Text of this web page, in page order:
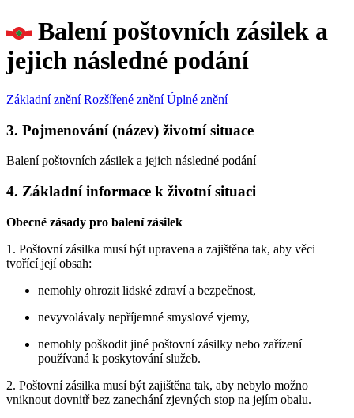
Balení poštovních zásilek a
jejich následné podání
Základní znění Rozšířené znění Úplné znění
3. Pojmenování (název) životní situace
Balení poštovních zásilek a jejich následné podání
4. Základní informace k životní situaci
Obecné zásady pro balení zásilek
1. Poštovní zásilka musí být upravena a zajištěna tak, aby věci
tvořící její obsah:
nemohly ohrozit lidské zdraví a bezpečnost,
nevyvolávaly nepříjemné smyslové vjemy,
nemohly poškodit jiné poštovní zásilky nebo zařízení
používaná k poskytování služeb.
2. Poštovní zásilka musí být zajištěna tak, aby nebylo možno
vniknout dovnitř bez zanechání zjevných stop na jejím obalu.